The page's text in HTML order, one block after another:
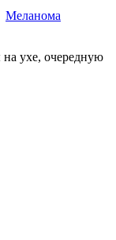
Меланома
ухе, очередную